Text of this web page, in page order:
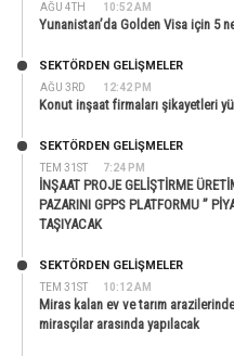
AĞU 4TH 10:52 AM
Yunanistan’da Golden Visa için 5
AĞU 3RD 12:42 PM
SEKTÖRDEN GELIŞMELER
Konut inşaat firmaları şikayetleri
TEM 31ST 7:24 PM
SEKTÖRDEN GELIŞMELER
İNŞAAT PROJE GELİŞTİRME
PAZARINI GPPS PLATFORMU ”
TAŞIYACAK
TEM 31ST 10:12 AM
SEKTÖRDEN GELIŞMELER
Miras kalan ev ve tarım
mirasçılar arasında yapılacak